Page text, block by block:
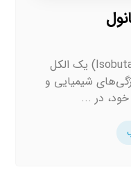
مقدمه خرید ایزوبوتانول (Isobutanol) یک الکل
شیمیایی و
در ...